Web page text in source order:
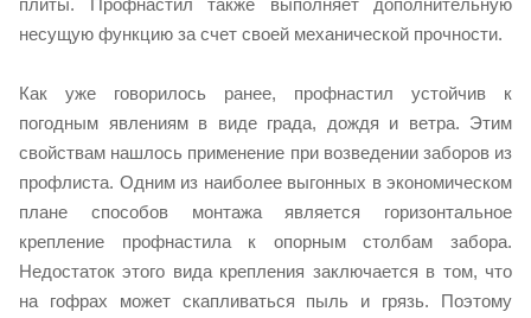
плиты. Профнастил также выполняет дополнительную
несущую функцию за счет своей механической прочности.
Как уже говорилось ранее, профнастил устойчив к
погодным явлениям в виде града, дождя и ветра. Этим
свойствам нашлось применение при возведении заборов из
профлиста. Одним из наиболее выгонных в экономическом
плане способов монтажа является горизонтальное
крепление профнастила к опорным столбам забора.
Недостаток этого вида крепления заключается в том, что
на гофрах может скапливаться пыль и грязь. Поэтому